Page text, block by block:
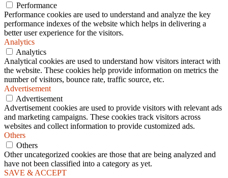
Performance
Performance cookies are used to understand and analyze the key
performance indexes of the website which helps in delivering a
better user experience for the visitors.
Analytics
Analytics
Analytical cookies are used to understand how visitors interact with
the website. These cookies help provide information on metrics the
number of visitors, bounce rate, traffic source, etc.
Advertisement
Advertisement
Advertisement cookies are used to provide visitors with relevant ads
and marketing campaigns. These cookies track visitors across
websites and collect information to provide customized ads.
Others
Others
Other uncategorized cookies are those that are being analyzed and
have not been classified into a category as yet.
SAVE & ACCEPT